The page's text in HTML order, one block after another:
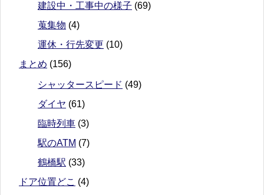
建設中・工事中の様子 (69)
蒐集物 (4)
運休・行先変更 (10)
まとめ (156)
シャッタースピード (49)
ダイヤ (61)
臨時列車 (3)
駅のATM (7)
鶴橋駅 (33)
ドア位置どこ (4)